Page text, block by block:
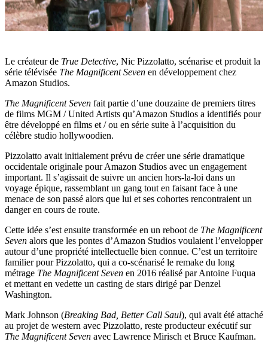
Le créateur de True Detective, Nic Pizzolatto, scénarise et produit la
série télévisée The Magnificent Seven en développement chez
Amazon Studios.
The Magnificent Seven fait partie d’une douzaine de premiers titres
de films MGM / United Artists qu’Amazon Studios a identifiés pour
être développé en films et / ou en série suite à l’acquisition du
célèbre studio hollywoodien.
Pizzolatto avait initialement prévu de créer une série dramatique
occidentale originale pour Amazon Studios avec un engagement
important. Il s’agissait de suivre un ancien hors-la-loi dans un
voyage épique, rassemblant un gang tout en faisant face à une
menace de son passé alors que lui et ses cohortes rencontraient un
danger en cours de route.
Cette idée s’est ensuite transformée en un reboot de The Magnificent
Seven alors que les pontes d’Amazon Studios voulaient l’envelopper
autour d’une propriété intellectuelle bien connue. C’est un territoire
familier pour Pizzolatto, qui a co-scénarisé le remake du long
métrage The Magnificent Seven en 2016 réalisé par Antoine Fuqua
et mettant en vedette un casting de stars dirigé par Denzel
Washington.
Mark Johnson (Breaking Bad, Better Call Saul), qui avait été attaché
au projet de western avec Pizzolatto, reste producteur exécutif sur
The Magnificent Seven avec Lawrence Mirisch et Bruce Kaufman.